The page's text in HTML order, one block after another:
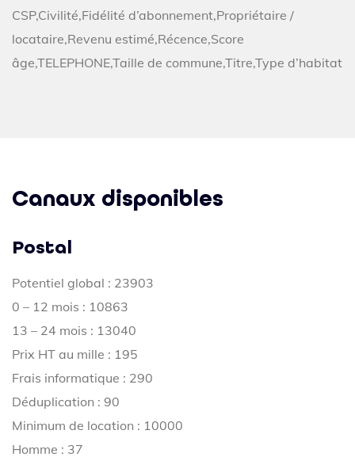
CSP,Civilité,Fidélité d’abonnement,Propriétaire /
locataire,Revenu estimé,Récence,Score
âge,TELEPHONE,Taille de commune,Titre,Type d’habitat
Canaux disponibles
Postal
Potentiel global : 23903
0 – 12 mois : 10863
13 – 24 mois : 13040
Prix HT au mille : 195
Frais informatique : 290
Déduplication : 90
Minimum de location : 10000
Homme : 37